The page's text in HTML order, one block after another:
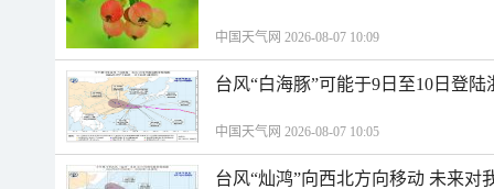
中国天气网 2026-08-07 10:09
台风“白海豚”可能于9日至10日登陆
中国天气网 2026-08-07 10:05
台风“灿鸿”向西北方向移动 未来对